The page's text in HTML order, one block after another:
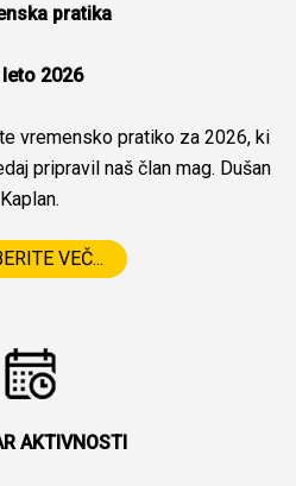
pratika
2026
vremensko pratiko za 2026, ki
pripravil naš član mag. Dušan
Kaplan.
VEČ...
AKTIVNOSTI